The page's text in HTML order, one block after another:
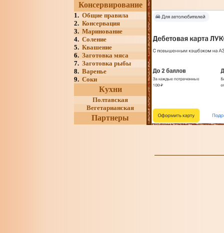
Консервирование
1. Общие правила
2. Консервация
3. Маринование
4. Соление
5. Квашение
6. Заготовка мяса
7. Заготовка рыбы
8. Варенье
9. Соки
Кухни
Полтавская
Вегетарианская
Партнеры